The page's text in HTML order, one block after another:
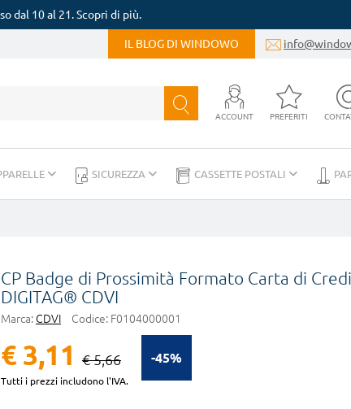
dal 10 al 21. Scopri di più.
IL BLOG DI WINDOWO
ACCOUNT PREFERITI
SICUREZZA CASSETTE POSTALI
CP Badge di Prossimità Formato Carta di
DIGITAG® CDVI
Marca: CDVI Codice: F0104000001
-45%
€ 3,11 € 5,66
Tutti i prezzi includono l'IVA.